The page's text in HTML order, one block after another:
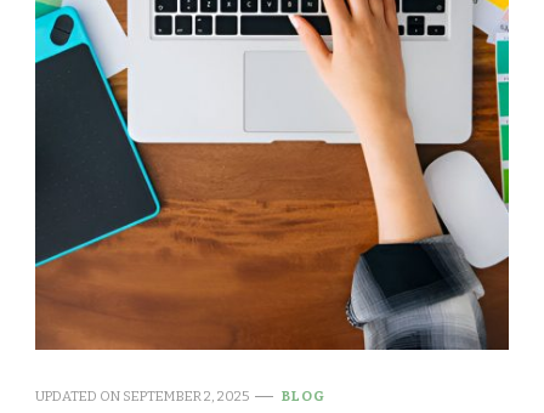
UPDATED ON SEPTEMBER 2, 2025 BLOG